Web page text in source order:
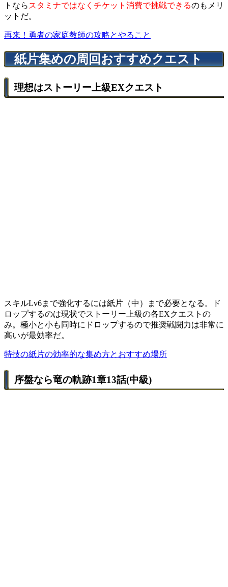
トなら スタミナではなくチケット消費で挑戦できるのもメリ
ットだ。
再来！勇者の家庭教師の攻略とやること
紙片集めの周回おすすめクエスト
理想はストーリー上級EXクエスト
スキルLv6まで強化するには紙片（中）まで必要となる。ド
ロップするのは現状でストーリー上級の各EXクエストの
み。極小と小も同時にドロップするので推奨戦闘力は非常に
高いが最効率だ。
特技の紙片の効率的な集め方とおすすめ場所
序盤なら竜の軌跡1章13話(中級)